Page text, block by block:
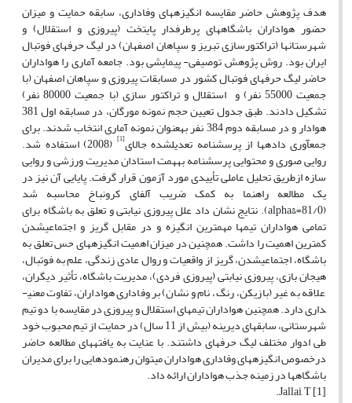
هدف پژوهش حاضر مقایسه انگیزه­های وفاداری، سابقه حمایت و میزان
حضور هواداران باشگاه­های پرطرفدار پایتخت (پیروزی و استقلال) و
شهرستان­ها (تراکتورسازی تبریز و سپاهان اصفهان) در لیگ حرفه­ای فوتبال
ایران بود. روش پژوهش توصیفی- پیمایشی بود. جامعه آماری را هواداران
حاضر لیگ حرفه­ای فوتبال کشور در مسابقات پیروزی و سپاهان اصفهان (با
جمعیت 55000 نفر) و استقلال و تراکتور سازی (با جمعیت 80000 نفر)
تشکیل دادند. طبق جدول تعیین حجم نمونه مورگان، در مسابقه اول 381
هوادار و در مسابقه دوم 384 نفر به­عنوان نمونه آماری انتخاب شدند. برای
جمع­آوری داده­ها از پرسش­نامه تعدیل­شده جالای[1] (2008) استفاده شد.
روایی صوری و محتوایی پرسش­نامه به­همت استادان مدیریت ورزشی و روایی
سازه ازطریق تحلیل عاملی تأییدی مورد آزمون قرار گرفت. پایایی آن نیز در
یک مطالعه راهنما به کمک ضریب آلفای کرونباخ محاسبه شد
(81/0=&alpha). نتایج نشان داد علل پیروزی نیابتی و تعلق به باشگاه برای
تمامی هواداران تیم­ها مهم­ترین انگیزه­ و در مقابل گریز و اجتماعی­شدن
کمترین اهمیت را داشت. همچنین در میزان اهمیت انگیزه­های حس تعلق به
باشگاه، اجتماعی­شدن، گریز از واقعیات و روال عادی زندگی، علم به فوتبال،
هیجان بازی، پیروزی نیابتی (پیروزی فردی)، مدیریت باشگاه، تأثیر دیگران،
علاقه به غیر (بازیکن، رنگ، نام و نشان) بر وفاداری هواداران، تفاوت معنی­
داری دارد. همچنین هواداران تیم­های استقلال و پیروزی در مقایسه با دو تیم
شهرستانی، سابقه­ای دیرینه (بیش از 11 سال) در حمایت از تیم محبوب خود
طی ادوار مختلف لیگ حرفه­ای داشتند. با عنایت به یافته­های مطالعه حاضر
درخصوص انگیزه­های وفاداری هواداران می­توان رهنمودهایی را برای مدیران
باشگاه­ها در زمینه جذب هواداران ارائه داد.
[1] Jallai, T.